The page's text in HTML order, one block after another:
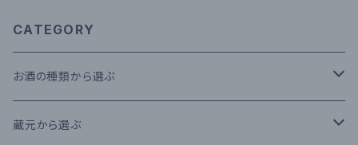
CATEGORY
お酒の種類から選ぶ
本格米焼酎
蔵元から選ぶ